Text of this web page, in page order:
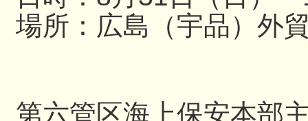
場所：広島（宇品）外
第六管区海上保安本部